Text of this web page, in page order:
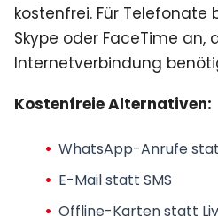
kostenfrei. Für Telefonate
Skype oder FaceTime an,
Internetverbindung
Kostenfreie Alternativen:
WhatsApp-Anrufe
E-Mail statt SMS
Offline-Karten statt